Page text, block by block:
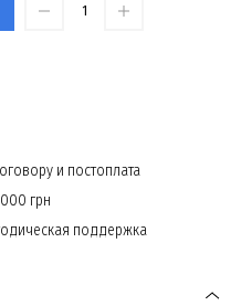
и постоплата
грн
поддержка